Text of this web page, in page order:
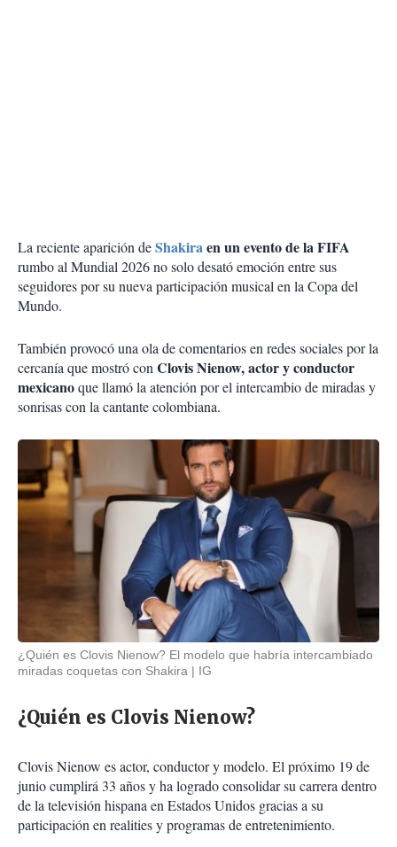
La reciente aparición deShakiraen un evento de la FIFA
rumbo al Mundial 2026 no solo desató emoción entre sus
seguidores por su nueva participación musical en la Copa del
Mundo.
También provocó una ola de comentarios en redes sociales por la
cercanía que mostró conClovis Nienow, actor y conductor
mexicanoque llamó la atención por el intercambio de miradas y
sonrisas con la cantante colombiana.
¿Quién es Clovis Nienow? El modelo que habría intercambiado
miradas coquetas con Shakira
IG
¿Quién es Clovis Nienow?
Clovis Nienow es actor, conductor y modelo. El próximo 19 de
junio cumplirá 33 años y ha logrado consolidar su carrera dentro
de la televisión hispana en Estados Unidos gracias a su
participación en realities y programas de entretenimiento.